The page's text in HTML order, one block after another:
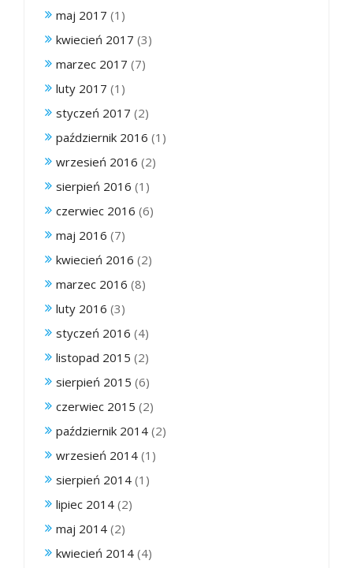
maj 2017 (1)
kwiecień 2017 (3)
marzec 2017 (7)
luty 2017 (1)
styczeń 2017 (2)
październik 2016 (1)
wrzesień 2016 (2)
sierpień 2016 (1)
czerwiec 2016 (6)
maj 2016 (7)
kwiecień 2016 (2)
marzec 2016 (8)
luty 2016 (3)
styczeń 2016 (4)
listopad 2015 (2)
sierpień 2015 (6)
czerwiec 2015 (2)
październik 2014 (2)
wrzesień 2014 (1)
sierpień 2014 (1)
lipiec 2014 (2)
maj 2014 (2)
kwiecień 2014 (4)